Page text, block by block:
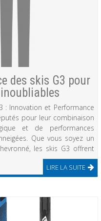
des skis G3 pour
: Innovation et Performance
pour leur combinaison
et de performances
Que vous soyez un
les skis G3 offrent
LIRE LA SUITE